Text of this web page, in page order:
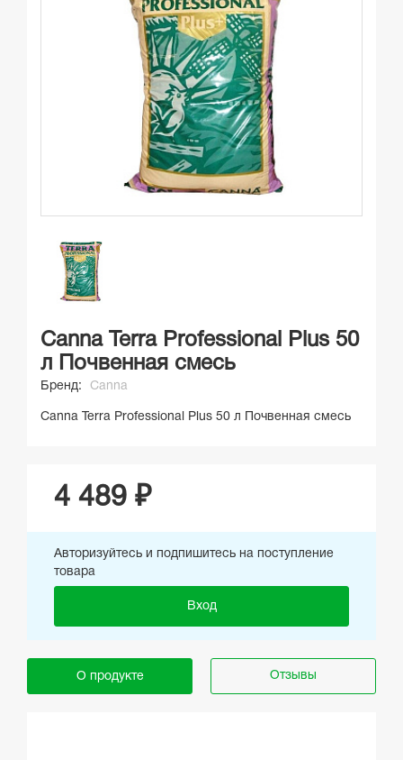
Canna Terra Professional Plus 50
л Почвенная смесь
Бренд: Canna
Canna Terra Professional Plus 50 л Почвенная смесь
4 489 ₽
Авторизуйтесь и подпишитесь на поступление
товара
Вход
О продукте Отзывы